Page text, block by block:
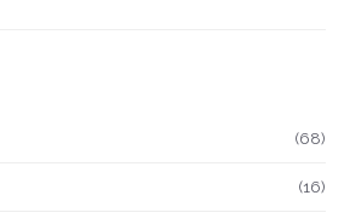
(68)
(16)